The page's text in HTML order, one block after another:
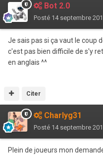
Bot 2.0
Posté 14 septembre
Je sais pas si ça vaut le coup
c'est pas bien difficile de s'y
en anglais ^^
Citer
Charlyg31
Posté 14 septembre
Plein de joueurs mon